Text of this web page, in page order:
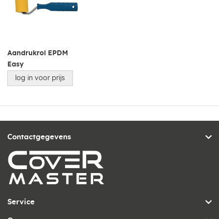
Aandrukrol EPDM
Easy
log in voor prijs
Contactgegevens
Service